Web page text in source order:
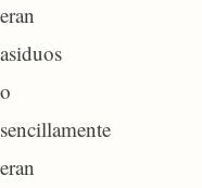
eran
asiduos
o
sencillamente
eran